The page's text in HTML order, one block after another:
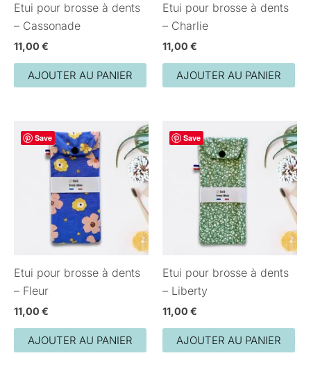
Etui pour brosse à dents
– Cassonade
11,00 €
AJOUTER AU PANIER
Etui pour brosse à dents
– Charlie
11,00 €
AJOUTER AU PANIER
Save
Etui pour brosse à dents
– Fleur
11,00 €
AJOUTER AU PANIER
Save
Etui pour brosse à dents
– Liberty
11,00 €
AJOUTER AU PANIER